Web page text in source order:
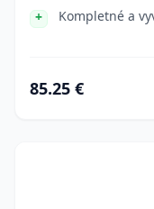
Kompletné a
85.25 €